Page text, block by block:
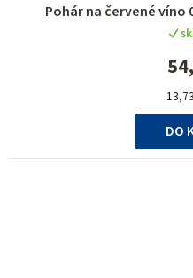
Pohár na červené víno
cena:
DO